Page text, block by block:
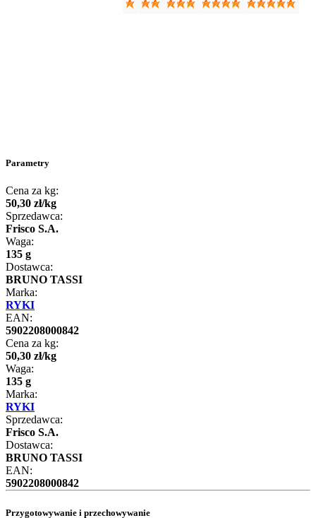
Parametry
Cena za kg:
50,30 zł/kg
Sprzedawca:
Frisco S.A.
Waga:
135 g
Dostawca:
BRUNO TASSI
Marka:
RYKI
EAN:
5902208000842
Cena za kg:
50,30 zł/kg
Waga:
135 g
Marka:
RYKI
Sprzedawca:
Frisco S.A.
Dostawca:
BRUNO TASSI
EAN:
5902208000842
Przygotowywanie i przechowywanie